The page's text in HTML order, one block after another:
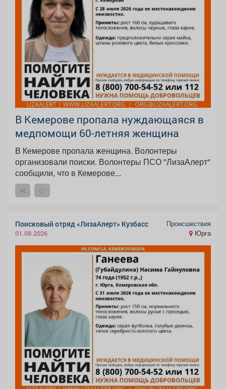
В Кемерове пропала нуждающаяся в
медпомощи 60-летняя женщина
В Кемерове пропала женщина. Волонтеры
организовали поиски. Волонтеры ПСО "ЛизаАлерт"
сообщили, что в Кемерове...
Поисковый отряд «ЛизаАлерт» Кузбасс
01.08.2026
Происшествия
Юрга